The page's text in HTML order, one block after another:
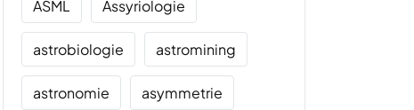
ASML Assyriologie
astrobiologie astromining
astronomie asymmetrie